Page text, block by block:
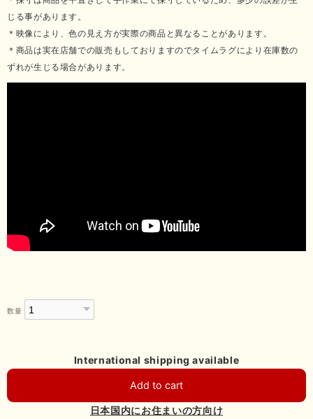
じる事があります。
＊映像により、色の見え方が実際の商品と異なることがあります。
＊商品は実在店舗での販売もしておりますのでタイムラグにより在庫数の
ずれが生じる場合があります。
数量
International shipping available
Add to cart
日本国内にお住まいの方向け